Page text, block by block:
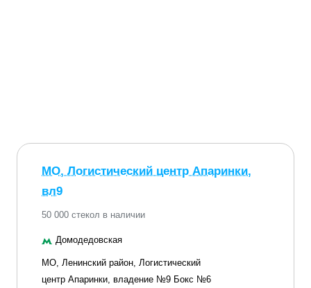
МО, Логистический центр Апаринки,
вл9
50 000 стекол в наличии
Домодедовская
МО, Ленинский район, Логистический
центр Апаринки, владение №9 Бокс №6